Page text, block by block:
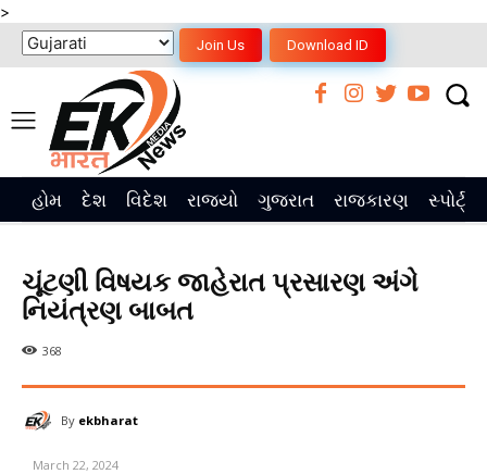
>
Join Us Download ID
હોમ દેશ વિદેશ રાજ્યો ગુજરાત રાજકારણ સ્પોર્ટ્સ
ચૂંટણી વિષયક જાહેરાત પ્રસારણ અંગે
નિયંત્રણ બાબત
368
By ekbharat
March 22, 2024